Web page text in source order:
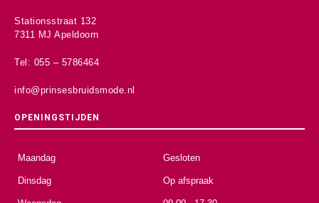
Stationsstraat 132
7311 MJ Apeldoorn
Tel: 055 – 5786464
info@prinsesbruidsmode.nl
OPENINGSTIJDEN
Maandag Gesloten
Dinsdag Op afspraak